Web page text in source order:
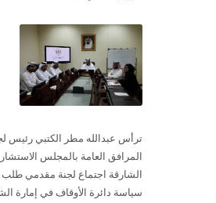
ترأس عبدالله مطر الكتبي رئيس
المرافق العامة بالمجلس
الشارقة اجتماع لجنة مقدمي
سياسة دائرة الأوقاف في إمارة